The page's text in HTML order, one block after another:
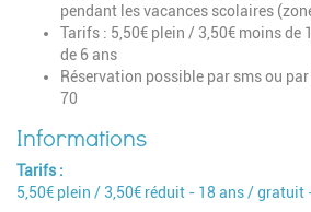
pendant les vacances scolaires
Tarifs : 5,50€ plein / 3,50€ moins
de 6 ans
Réservation possible par sms ou
70
Tarifs
5,50€ plein / 3,50€ réduit - 18 ans / gratuit